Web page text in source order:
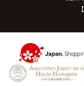
おりません。
（９）個人情報